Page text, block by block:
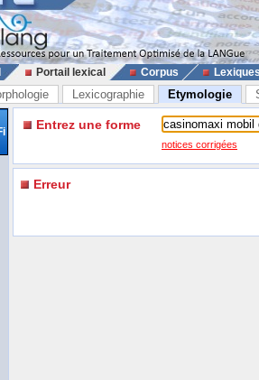
Portail lexical Corpus
Lexicographie Etymologie
Entrez une forme
notices corrigées
Erreur